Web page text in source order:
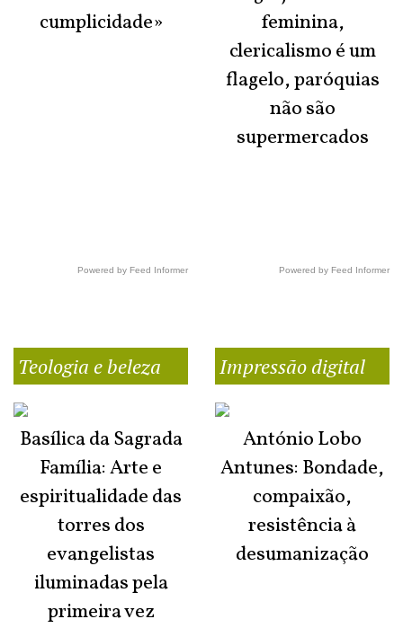
cumplicidade»
Powered by Feed Informer
feminina,
clericalismo é um
flagelo, paróquias
não são
supermercados
Powered by Feed Informer
Teologia e beleza
Basílica da Sagrada
Família: Arte e
espiritualidade das
torres dos
evangelistas
iluminadas pela
primeira vez
Impressão digital
António Lobo
Antunes: Bondade,
compaixão,
resistência à
desumanização